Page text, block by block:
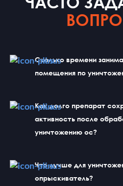
Сколько времени
помещения по
Как долго препарат
активность после
уничтожению ос?
Что лучше для
опрыскиватель?